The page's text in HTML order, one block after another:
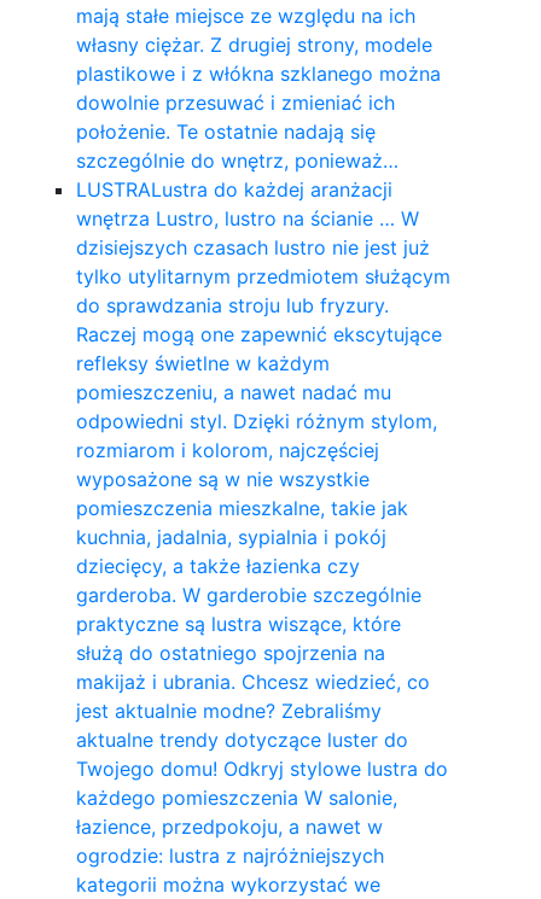
mają stałe miejsce ze względu na ich
własny ciężar. Z drugiej strony, modele
plastikowe i z włókna szklanego można
dowolnie przesuwać i zmieniać ich
położenie. Te ostatnie nadają się
szczególnie do wnętrz, ponieważ…
LUSTRALustra do każdej aranżacji
wnętrza Lustro, lustro na ścianie … W
dzisiejszych czasach lustro nie jest już
tylko utylitarnym przedmiotem służącym
do sprawdzania stroju lub fryzury.
Raczej mogą one zapewnić ekscytujące
refleksy świetlne w każdym
pomieszczeniu, a nawet nadać mu
odpowiedni styl. Dzięki różnym stylom,
rozmiarom i kolorom, najczęściej
wyposażone są w nie wszystkie
pomieszczenia mieszkalne, takie jak
kuchnia, jadalnia, sypialnia i pokój
dziecięcy, a także łazienka czy
garderoba. W garderobie szczególnie
praktyczne są lustra wiszące, które
służą do ostatniego spojrzenia na
makijaż i ubrania. Chcesz wiedzieć, co
jest aktualnie modne? Zebraliśmy
aktualne trendy dotyczące luster do
Twojego domu! Odkryj stylowe lustra do
każdego pomieszczenia W salonie,
łazience, przedpokoju, a nawet w
ogrodzie: lustra z najróżniejszych
kategorii można wykorzystać we